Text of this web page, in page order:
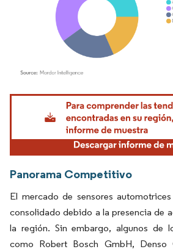
Imagen © Mordor Intelligence. El uso requiere
Panorama Competitivo
El mercado de sensores
consolidado debido a la presencia de
la región. Sin embargo, algunos de
como Robert Bosch GmbH, Denso